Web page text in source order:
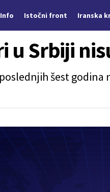
Info Istočni front Iranska
u Srbiji
šest